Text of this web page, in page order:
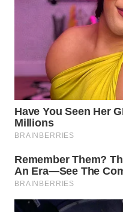
WN
KEPULAUAN
SERIBU
WN
TANGERANG
BINJAI
WN
CIREBON